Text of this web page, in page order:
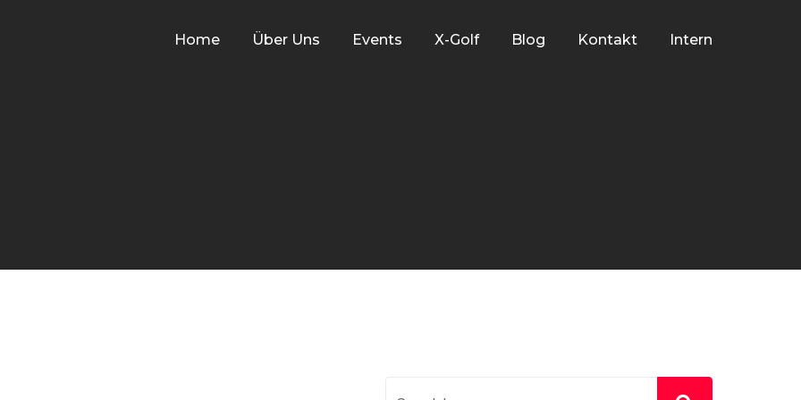
Home Über Uns Events X-Golf Blog Kontakt Intern